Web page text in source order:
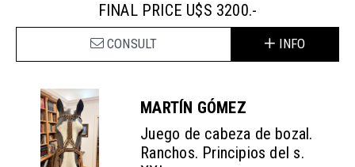
FINAL PRICE U$S 3200.-
CONSULT INFO
MARTÍN GÓMEZ
Juego de cabeza de bozal.
Ranchos. Principios del s.